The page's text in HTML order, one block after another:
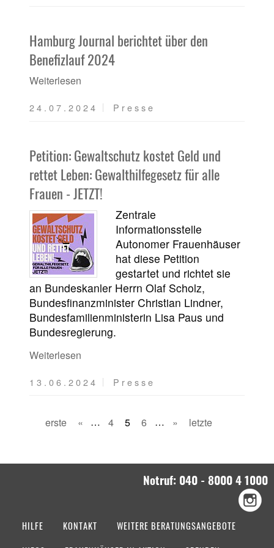
Hamburg Journal berichtet über den
Benefizlauf 2024
Weiterlesen
24.07.2024 Presse
Petition: Gewaltschutz kostet Geld und
rettet Leben: Gewalthilfegesetz für alle
Frauen - JETZT!
Zentrale
Informationsstelle
Autonomer Frauenhäuser
hat diese Petition
gestartet und richtet sie
an Bundeskanler Herrn Olaf Scholz,
Bundesfinanzminister Christian Lindner,
Bundesfamilienministerin Lisa Paus und
Bundesregierung.
Weiterlesen
13.06.2024 Presse
erste « … 4 5 6 … » letzte
Notruf: 040 - 8000 4 1000
HILFE KONTAKT
WEITERE BERATUNGSANGEBOTE